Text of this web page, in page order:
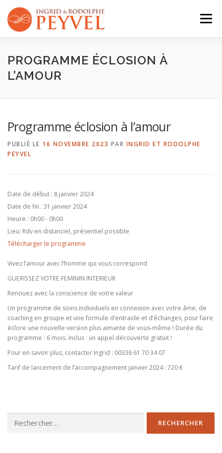
contenu
Menu
QUI SOMMES-NOUS ? ACTIVITÉS AGENDA
PROGRAMME ÉCLOSION À
L’AMOUR
Programme éclosion à l’amour
PUBLIÉ LE 16 NOVEMBRE 2023 PAR INGRID ET RODOLPHE
PEYVEL
Date de début : 8 janvier 2024
Date de fin : 31 janvier 2024
Heure : 0h00 - 0h00
Lieu: Rdv en distanciel, présentiel possible
Télécharger le programme
Vivez l’amour avec l’homme qui vous correspond
GUERISSEZ VOTRE FEMININ INTERIEUR
Renouez avec la conscience de votre valeur
Un programme de soins individuels en connexion avec votre âme, de
coaching en groupe et une formule d’entraide et d’échanges, pour faire
éclore une nouvelle version plus aimante de vous-même ! Durée du
programme : 6 mois. Inclus : un appel découverte gratuit !
Pour en savoir plus, contacter Ingrid : 00336 61 70 34 07
Tarif de lancement de l’accompagnement janvier 2024 : 720 €